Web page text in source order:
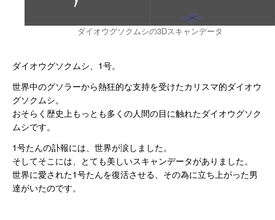
ダイオウグソクムシの3Dスキャンデータ
ダイオウグソクムシ、1号。
世界中のグソラーから熱狂的な支持を受けたカリスマ的ダイオウ
グソクムシ。
おそらく歴史上もっとも多くの人間の目に触れたダイオウグソク
ムシです。
1号たんの訃報には、世界が涙しました。
そしてそこには、とても美しいスキャンデータがありました。
世界に愛された1号たんを復活させる、その為に立ち上がった男
達がいたのです。